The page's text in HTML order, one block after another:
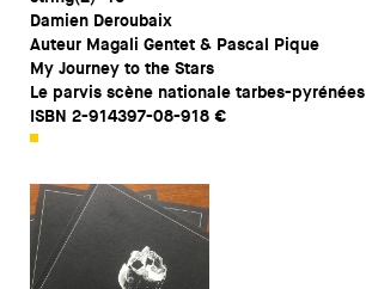
Damien Deroubaix
Auteur Magali Gentet & Pascal Pique
My Journey to the Stars
Le parvis scène nationale tarbes-pyrénées
ISBN 2-914397-08-918 €